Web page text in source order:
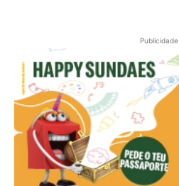
Publicidade